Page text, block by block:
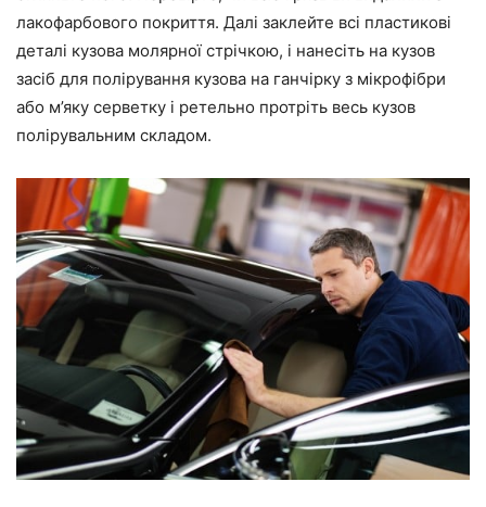
лакофарбового покриття. Далі заклейте всі пластикові
деталі кузова молярної стрічкою, і нанесіть на кузов
засіб для полірування кузова на ганчірку з мікрофібри
або м’яку серветку і ретельно протріть весь кузов
полірувальним складом.